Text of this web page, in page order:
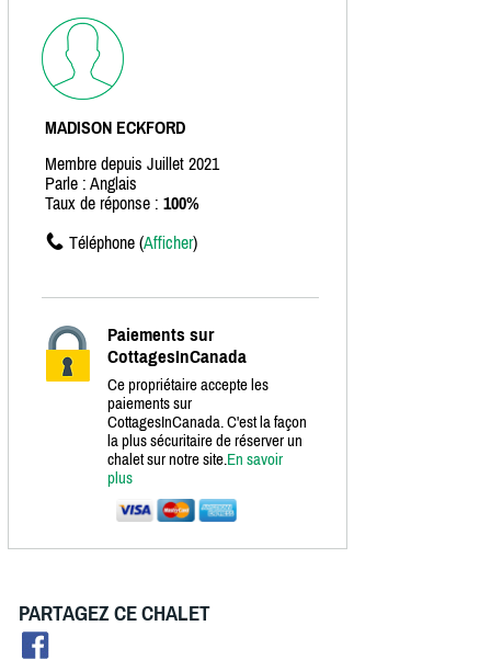
MADISON ECKFORD
Membre depuis Juillet 2021
Parle : Anglais
Taux de réponse : 100%
Téléphone (Afficher)
Paiements sur
CottagesInCanada
Ce propriétaire accepte les
paiements sur
CottagesInCanada. C'est la façon
la plus sécuritaire de réserver un
chalet sur notre site.En savoir
plus
PARTAGEZ CE CHALET